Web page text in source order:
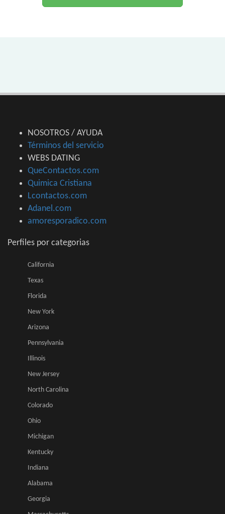
NOSOTROS / AYUDA
Términos del servicio
WEBS DATING
QueContactos.com
Quimica Cristiana
Lcontactos.com
Adanel.com
amoresporadico.com
Perfiles por categorias
California
Texas
Florida
New York
Arizona
Pennsylvania
Illinois
New Jersey
North Carolina
Colorado
Ohio
Michigan
Kentucky
Indiana
Alabama
Georgia